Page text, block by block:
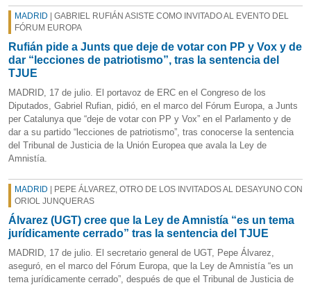
MADRID | GABRIEL RUFIÁN ASISTE COMO INVITADO AL EVENTO DEL
FÓRUM EUROPA
Rufián pide a Junts que deje de votar con PP y Vox y de
dar “lecciones de patriotismo”, tras la sentencia del
TJUE
MADRID, 17 de julio. El portavoz de ERC en el Congreso de los
Diputados, Gabriel Rufian, pidió, en el marco del Fórum Europa, a Junts
per Catalunya que “deje de votar con PP y Vox” en el Parlamento y de
dar a su partido “lecciones de patriotismo”, tras conocerse la sentencia
del Tribunal de Justicia de la Unión Europea que avala la Ley de
Amnistía.
MADRID | PEPE ÁLVAREZ, OTRO DE LOS INVITADOS AL DESAYUNO CON
ORIOL JUNQUERAS
Álvarez (UGT) cree que la Ley de Amnistía “es un tema
jurídicamente cerrado” tras la sentencia del TJUE
MADRID, 17 de julio. El secretario general de UGT, Pepe Álvarez,
aseguró, en el marco del Fórum Europa, que la Ley de Amnistía “es un
tema jurídicamente cerrado”, después de que el Tribunal de Justicia de